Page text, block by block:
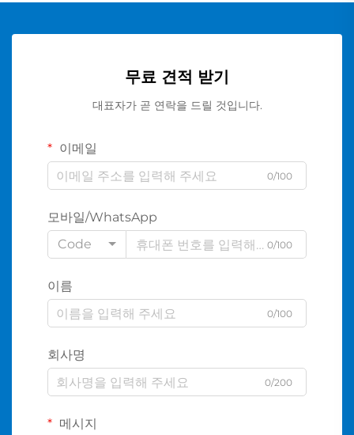
무료 견적 받기
대표자가 곧 연락을 드릴 것입니다.
이메일
0/100
모바일/WhatsApp
Code
0/100
이름
0/100
회사명
0/200
메시지